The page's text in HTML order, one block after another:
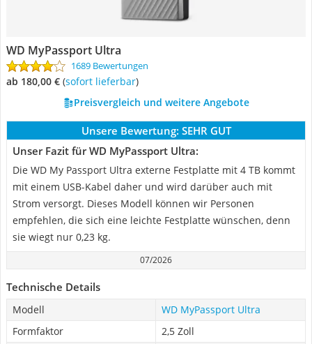
WD MyPassport Ultra
1689 Bewertungen
ab 180,00 € ( Sofort lieferbar)
Preisvergleich und weitere Angebote
Unsere Bewertung: SEHR GUT
Unser Fazit für WD MyPassport Ultra:
Die WD My Passport Ultra externe Festplatte mit 4 TB kommt
mit einem USB-Kabel daher und wird darüber auch mit
Strom versorgt. Dieses Modell können wir Personen
empfehlen, die sich eine leichte Festplatte wünschen, denn
sie wiegt nur 0,23 kg.
07/2026
Technische Details
Modell
WD MyPassport Ultra
Formfaktor
2,5 Zoll